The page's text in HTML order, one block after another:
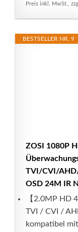
Preis inkl. MwSt.,
BESTSELLER NR. 9
ZOSI 1080P
TVI/CVI/
OSD 24M IR
【2.0MP HD
TVI / CVI /
kompatibel